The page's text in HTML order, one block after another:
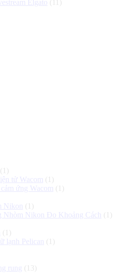
Elgato (11)
(1)
tử Wacom (1)
ứng Wacom (1)
Nikon
(1)
Nhòm Nikon Đo Khoảng Cách
(1)
(1)
lạnh Pelican
(1)
rung (13)